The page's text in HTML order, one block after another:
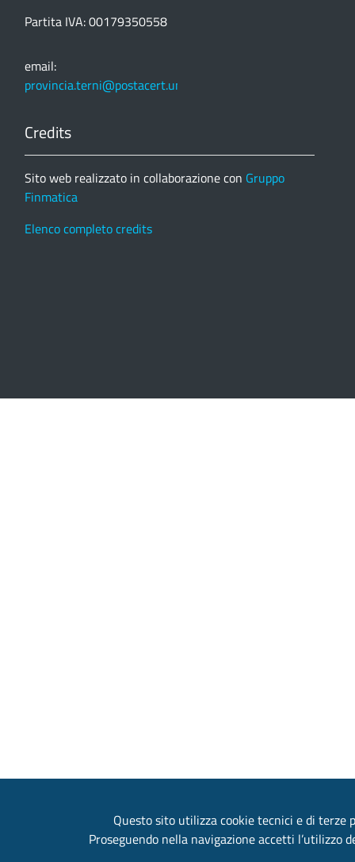
Partita IVA: 00179350558
email:
provincia.terni@postacert.umbria.it
Credits
Sito web realizzato in collaborazione con Gruppo
Finmatica
Elenco completo credits
Questo sito utilizza cookie tecnici e di terze
Proseguendo nella navigazione accetti l’utilizzo